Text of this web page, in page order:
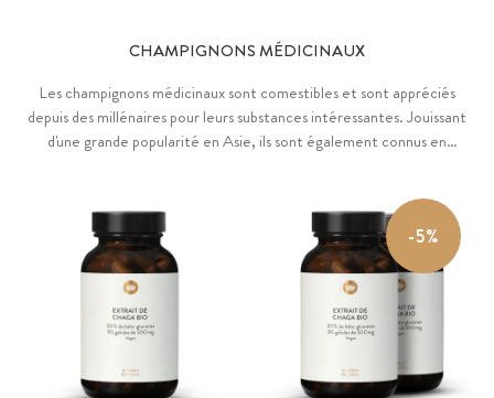
CHAMPIGNONS MÉDICINAUX
Les champignons médicinaux sont comestibles et sont appréciés
depuis des millénaires pour leurs substances intéressantes. Jouissant
d'une grande popularité en Asie, ils sont également connus en
d'Ötzi datant de 3200 av. J.-C., retrouvée en présence de
champignons médicinaux dans les Alpes de l'Ötztal.-5%